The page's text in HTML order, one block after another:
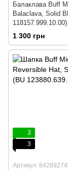
Балаклава Buff
Balaclava, Solid
118157.999.10.00)
1 300 грн
3
3
Артикул: